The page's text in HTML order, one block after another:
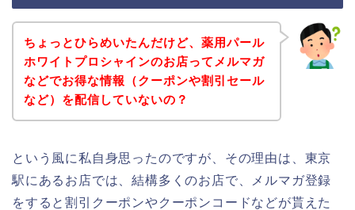
ちょっとひらめいたんだけど、薬用パール
ホワイトプロシャインのお店ってメルマガ
などでお得な情報（クーポンや割引セール
など）を配信していないの？
という風に私自身思ったのですが、その理由は、東京
駅にあるお店では、結構多くのお店で、メルマガ登録
をすると割引クーポンやクーポンコードなどが貰えた